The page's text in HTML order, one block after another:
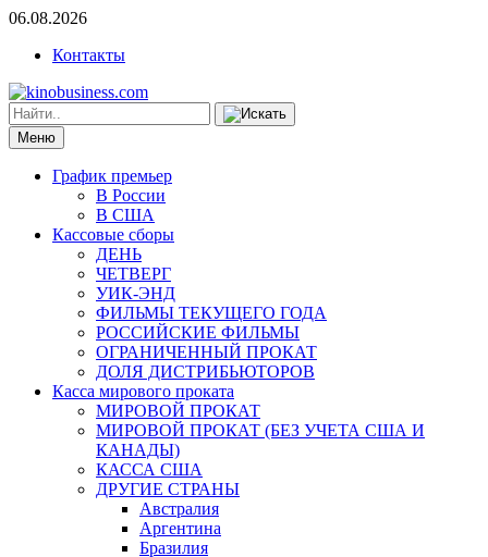
06.08.2026
Контакты
Меню
График премьер
В России
В США
Кассовые сборы
ДЕНЬ
ЧЕТВЕРГ
УИК-ЭНД
ФИЛЬМЫ ТЕКУЩЕГО ГОДА
РОССИЙСКИЕ ФИЛЬМЫ
ОГРАНИЧЕННЫЙ ПРОКАТ
ДОЛЯ ДИСТРИБЬЮТОРОВ
Касса мирового проката
МИРОВОЙ ПРОКАТ
МИРОВОЙ ПРОКАТ (БЕЗ УЧЕТА США И
КАНАДЫ)
КАССА США
ДРУГИЕ СТРАНЫ
Австралия
Аргентина
Бразилия